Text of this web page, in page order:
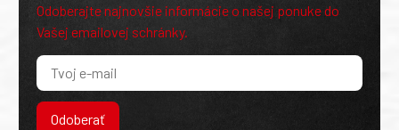
Odoberajte najnovšie informácie o našej ponuke do
Vašej emailovej schránky.
Odoberať